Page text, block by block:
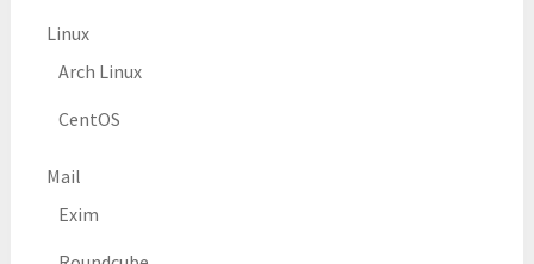
Linux
Arch Linux
CentOS
Mail
Exim